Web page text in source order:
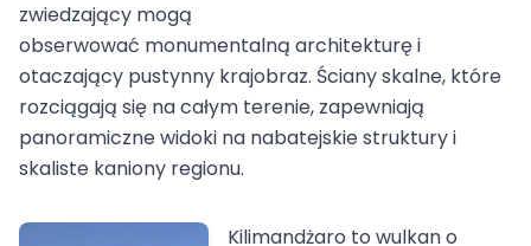
zwiedzający mogą
obserwować monumentalną architekturę i
otaczający pustynny krajobraz. Ściany skalne, które
rozciągają się na całym terenie, zapewniają
panoramiczne widoki na nabatejskie struktury i
skaliste kaniony regionu.
Kilimandżaro to wulkan o